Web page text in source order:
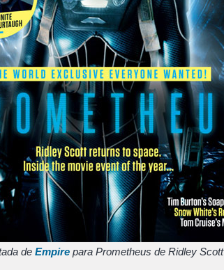
de Empirepara Prometheus de Ridley Scott